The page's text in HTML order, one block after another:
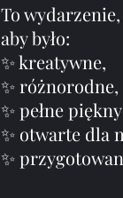
To
aby było:
✨ kreatywne,
✨ różnorodne,
✨ pełne
✨ otwarte dla
✨